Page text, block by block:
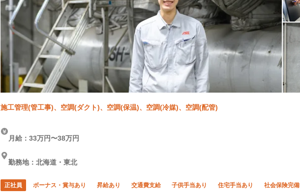
施工管理(管工事)、空調(ダクト)、空調(保温)、空調(冷媒)、空調(配管)
月給：33万円〜38万円
勤務地：北海道・東北
正社員 ボーナス・賞与あり 昇給あり 交通費支給 子供手当あり 住宅手当あり 社会保険完備